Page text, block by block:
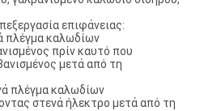
επιφάνειας:
πλέγμα καλωδίων
πρίν καυτό που
μετά από τη
πλέγμα καλωδίων
στενά ήλεκτρο μετά από τη